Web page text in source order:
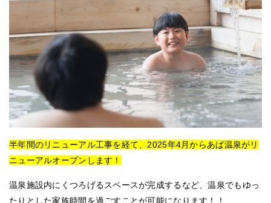
半年間のリニューアル工事を経て、2025年4月からあば温泉がリ
ニューアルオープンします！
温泉施設内にくつろげるスペースが完成するなど、温泉でもゆっ
たりとした家族時間を過ごすことが可能になります！！